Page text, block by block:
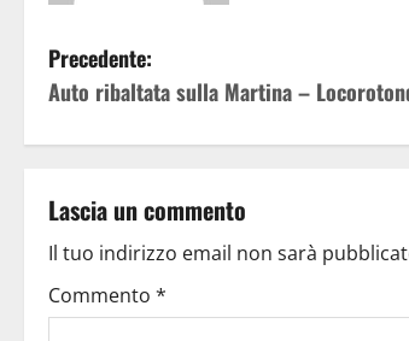
Precedente:
Auto ribaltata sulla Martina –
Lascia un commento
Il tuo indirizzo email non sarà
Commento *